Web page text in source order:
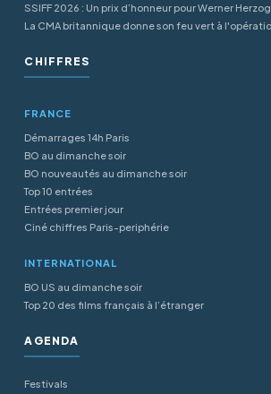
SSIFF 2026 : Un prix d’honneur pour Werner Herzog
La CMA britannique donne son feu vert à
CHIFFRES
FRANCE
Démarrages 14h Paris
BO au dimanche soir
BO nouveautés au dimanche soir
Top 10 entrées
Entrées premier jour
Ciné chiffres Paris-periphérie
INTERNATIONAL
BO US au dimanche soir
Top 20 des films français à l’étranger
AGENDA
Festivals